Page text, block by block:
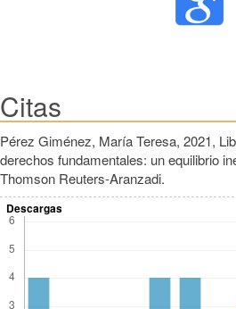
Citas
Pérez Giménez, María Teresa, 2021,
derechos fundamentales: un equilibrio
Thomson Reuters-Aranzadi.
Descargas